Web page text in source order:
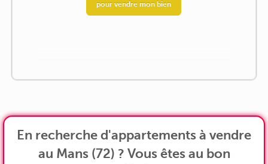
pour vendre mon bien
En recherche d'appartements à vendre
au Mans (72) ? Vous êtes au bon